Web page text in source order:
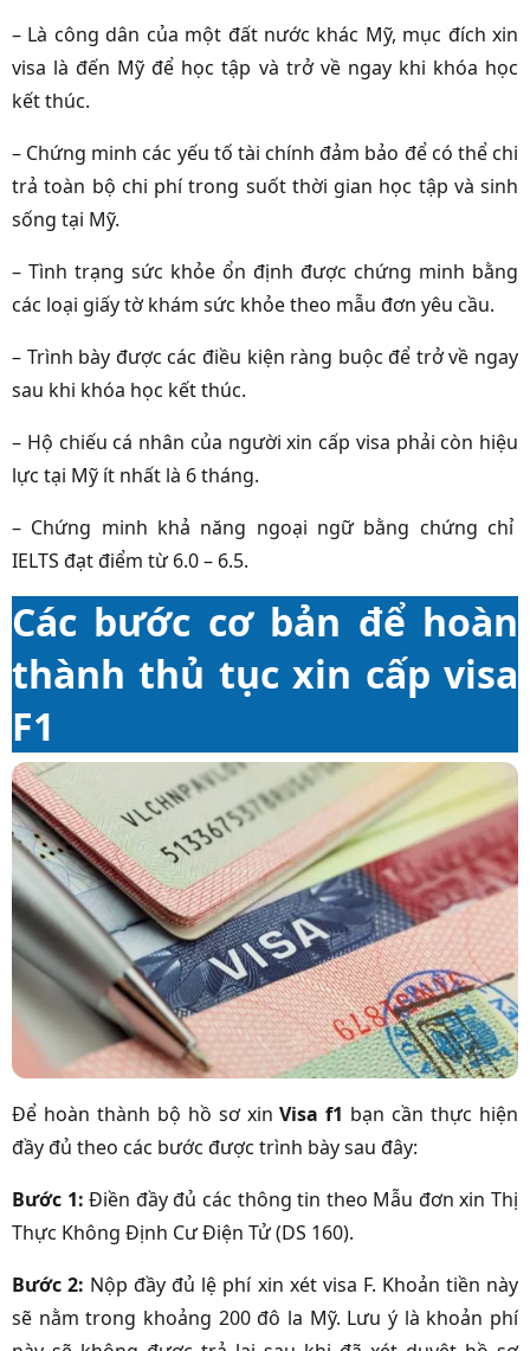
– Là công dân của một đất nước khác Mỹ, mục đích xin
visa là đến Mỹ để học tập và trở về ngay khi khóa học
kết thúc.
– Chứng minh các yếu tố tài chính đảm bảo để có thể chi
trả toàn bộ chi phí trong suốt thời gian học tập và sinh
sống tại Mỹ.
– Tình trạng sức khỏe ổn định được chứng minh bằng
các loại giấy tờ khám sức khỏe theo mẫu đơn yêu cầu.
– Trình bày được các điều kiện ràng buộc để trở về ngay
sau khi khóa học kết thúc.
– Hộ chiếu cá nhân của người xin cấp visa phải còn hiệu
lực tại Mỹ ít nhất là 6 tháng.
– Chứng minh khả năng ngoại ngữ bằng chứng chỉ
IELTS đạt điểm từ 6.0 – 6.5.
Các bước cơ bản để hoàn
thành thủ tục xin cấp visa
F1
Để hoàn thành bộ hồ sơ xinVisa f1 bạn cần thực hiện
đầy đủ theo các bước được trình bày sau đây:
Bước 1: Điền đầy đủ các thông tin theo Mẫu đơn xin Thị
Thực Không Định Cư Điện Tử (DS 160).
Bước 2: Nộp đầy đủ lệ phí xin xét visa F. Khoản tiền này
sẽ nằm trong khoảng 200 đô la Mỹ. Lưu ý là khoản phí